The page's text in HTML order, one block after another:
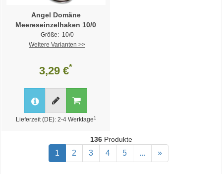
Angel Domäne
Meereseinzelhaken 10/0
Größe: 10/0
Weitere Varianten >>
3,29 €*
Lieferzeit (DE): 2-4 Werktage 1
136Produkte
1 2 3 4 5 ... »